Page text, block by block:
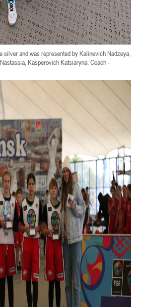
silver and was represented by Kalinevich Nadzeya,
Kasperovich Katsiaryna. Coach -